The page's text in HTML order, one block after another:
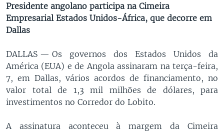
Presidente angolano participa na Cimeira
Empresarial Estados Unidos-África, que decorre em
Dallas
DALLAS — Os governos dos Estados Unidos da
América (EUA) e de Angola assinaram na terça-feira,
7, em Dallas, vários acordos de financiamento, no
valor total de 1,3 mil milhões de dólares, para
investimentos no Corredor do Lobito.
A assinatura aconteceu à margem da Cimeira